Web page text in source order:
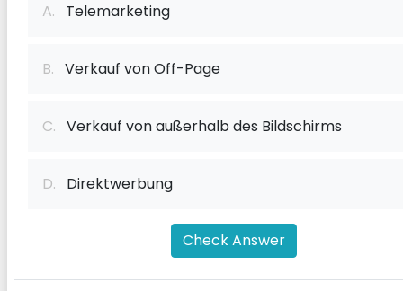
A. Telemarketing
B. Verkauf von Off-Page
C. Verkauf von außerhalb des Bildschirms
D. Direktwerbung
Check Answer